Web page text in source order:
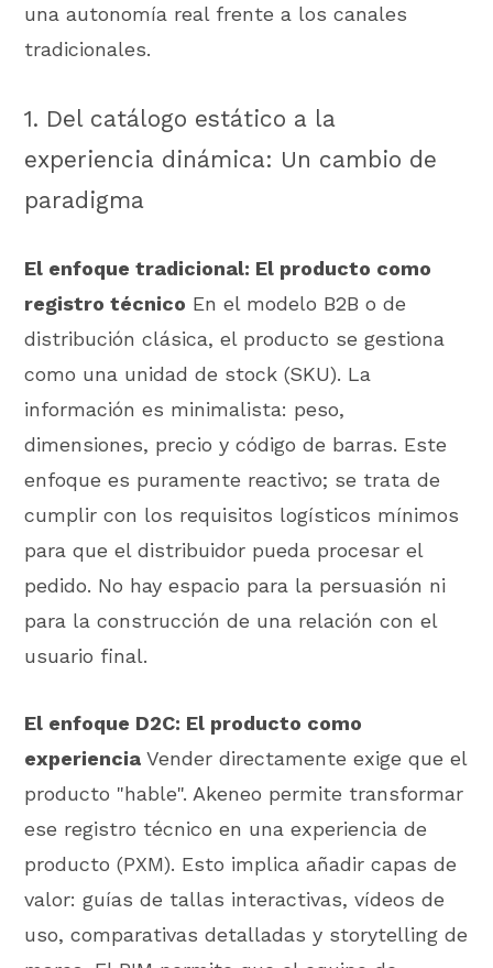
una autonomía real frente a los canales
tradicionales.
1. Del catálogo estático a la
experiencia dinámica: Un cambio de
paradigma
El enfoque tradicional: El producto como
registro técnico En el modelo B2B o de
distribución clásica, el producto se gestiona
como una unidad de stock (SKU). La
información es minimalista: peso,
dimensiones, precio y código de barras. Este
enfoque es puramente reactivo; se trata de
cumplir con los requisitos logísticos mínimos
para que el distribuidor pueda procesar el
pedido. No hay espacio para la persuasión ni
para la construcción de una relación con el
usuario final.
El enfoque D2C: El producto como
experiencia Vender directamente exige que el
producto "hable". Akeneo permite transformar
ese registro técnico en una experiencia de
producto (PXM). Esto implica añadir capas de
valor: guías de tallas interactivas, vídeos de
uso, comparativas detalladas y storytelling de